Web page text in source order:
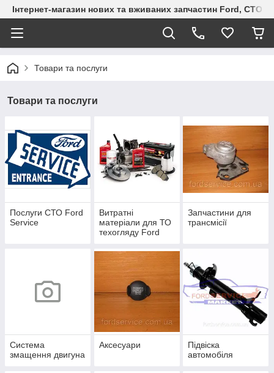
Інтернет-магазин нових та вживаних запчастин Ford, СТО
Товари та послуги
Товари та послуги
Послуги СТО Ford
Service
Витратні
матеріали для ТО
техогляду Ford
Запчастини для
трансмісії
Система
змащення двигуна
Аксесуари
Підвіска
автомобіля